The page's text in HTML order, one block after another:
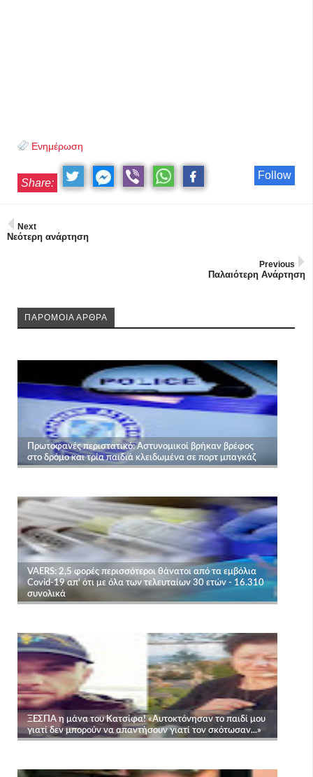
Ενημέρωση
Follow
Share:
Next
Νεότερη ανάρτηση
Previous
Παλαιότερη Ανάρτηση
ΠΑΡΟΜΟΙΑ ΑΡΘΡΑ